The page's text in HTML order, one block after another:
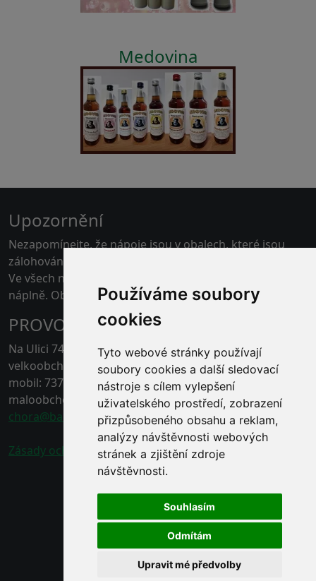
Používáme soubory
cookies
Tyto webové stránky používají
soubory cookies a další sledovací
nástroje s cílem vylepšení
uživatelského prostředí, zobrazení
přizpůsobeného obsahu a reklam,
analýzy návštěvnosti webových
stránek a zjištění zdroje
návštěvnosti.
Souhlasím
Odmítám
Upravit mé předvolby
Medovina
Upozornění
Nezapomínejte, že nápoje jsou v obalech, které jsou
zálohovány.
Ve všech našich skladech je možné platit kartou pouze
náplně. Obaly jen v hotovosti.
PROVOZOVNA ČERNÁ HORA
Na Ulici 74, 67921 Černá Hora, Blansko
velkoobchod - tel.: 778 496 863
mobil: 737 211 132
maloobchod - tel.: 778 496 862
chora@baracek.cz
Zásady ochrany osobních údajů